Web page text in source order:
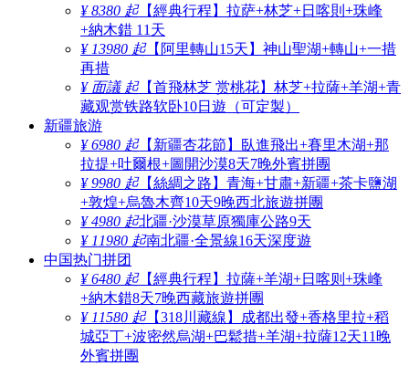
¥ 8380 起【經典行程】拉萨+林芝+日喀則+珠峰
+納木錯 11天
¥ 13980 起【阿里轉山15天】神山聖湖+轉山+一措
再措
¥ 面議 起【首飛林芝 赏桃花】林芝+拉薩+羊湖+青
藏观赏铁路软卧10日遊（可定製）
新疆旅游
¥ 6980 起【新疆杏花節】臥進飛出+賽里木湖+那
拉提+吐爾根+圖開沙漠8天7晚外賓拼團
¥ 9980 起【絲綢之路】青海+甘肅+新疆+茶卡鹽湖
+敦煌+烏魯木齊10天9晚西北旅遊拼團
¥ 4980 起北疆·沙漠草原獨庫公路9天
¥ 11980 起南北疆·全景線16天深度遊
中国热门拼团
¥ 6480 起【經典行程】拉薩+羊湖+日喀则+珠峰
+納木錯8天7晚西藏旅遊拼團
¥ 11580 起【318川藏線】成都出發+香格里拉+稻
城亞丁+波密然烏湖+巴鬆措+羊湖+拉薩12天11晚
外賓拼團